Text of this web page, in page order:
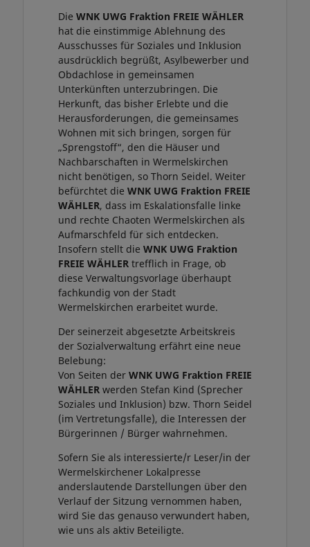
Die WNK UWG Fraktion FREIE WÄHLER
hat die einstimmige Ablehnung des
Ausschusses für Soziales und Inklusion
ausdrücklich begrüßt, Asylbewerber und
Obdachlose in gemeinsamen
Unterkünften unterzubringen. Die
Herkunft, das bisher Erlebte und die
Herausforderungen, die gemeinsames
Wohnen mit sich bringen, sorgen für
„Sprengstoff“, den die Häuser und
Nachbarschaften in Wermelskirchen
nicht benötigen, so Thorn Seidel. Weiter
befürchtet die WNK UWG Fraktion FREIE
WÄHLER, dass im Eskalationsfalle linke
und rechte Chaoten Wermelskirchen als
Aufmarschfeld für sich entdecken.
Insofern stellt die WNK UWG Fraktion
FREIE WÄHLERtrefflich in Frage, ob
diese Verwaltungsvorlage überhaupt
fachkundig von der Stadt
Wermelskirchen erarbeitet wurde.
Der seinerzeit abgesetzte Arbeitskreis
der Sozialverwaltung erfährt eine neue
Belebung:
Von Seiten der WNK UWG Fraktion FREIE
WÄHLERwerden Stefan Kind (Sprecher
Soziales und Inklusion) bzw. Thorn Seidel
(im Vertretungsfalle), die Interessen der
Bürgerinnen / Bürger wahrnehmen.
Sofern Sie als interessierte/r Leser/in der
Wermelskirchener Lokalpresse
anderslautende Darstellungen über den
Verlauf der Sitzung vernommen haben,
wird Sie das genauso verwundert haben,
wie uns als aktiv Beteiligte.